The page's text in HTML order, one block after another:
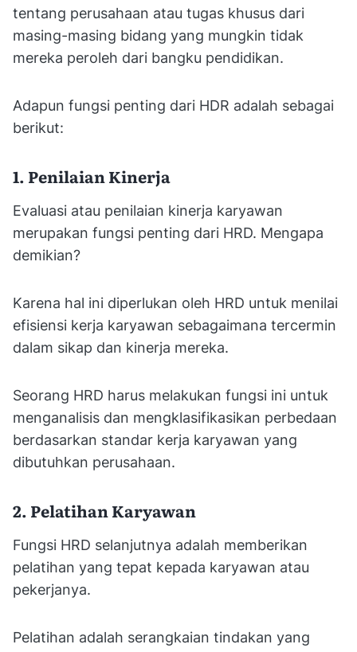
tentang perusahaan atau tugas khusus dari
masing-masing bidang yang mungkin tidak
mereka peroleh dari bangku pendidikan.
Adapun fungsi penting dari HDR adalah sebagai
berikut:
1. Penilaian Kinerja
Evaluasi atau penilaian kinerja karyawan
merupakan fungsi penting dari HRD. Mengapa
demikian?
Karena hal ini diperlukan oleh HRD untuk menilai
efisiensi kerja karyawan sebagaimana tercermin
dalam sikap dan kinerja mereka.
Seorang HRD harus melakukan fungsi ini untuk
menganalisis dan mengklasifikasikan perbedaan
berdasarkan standar kerja karyawan yang
dibutuhkan perusahaan.
2. Pelatihan Karyawan
Fungsi HRD selanjutnya adalah memberikan
pelatihan yang tepat kepada karyawan atau
pekerjanya.
Pelatihan adalah serangkaian tindakan yang